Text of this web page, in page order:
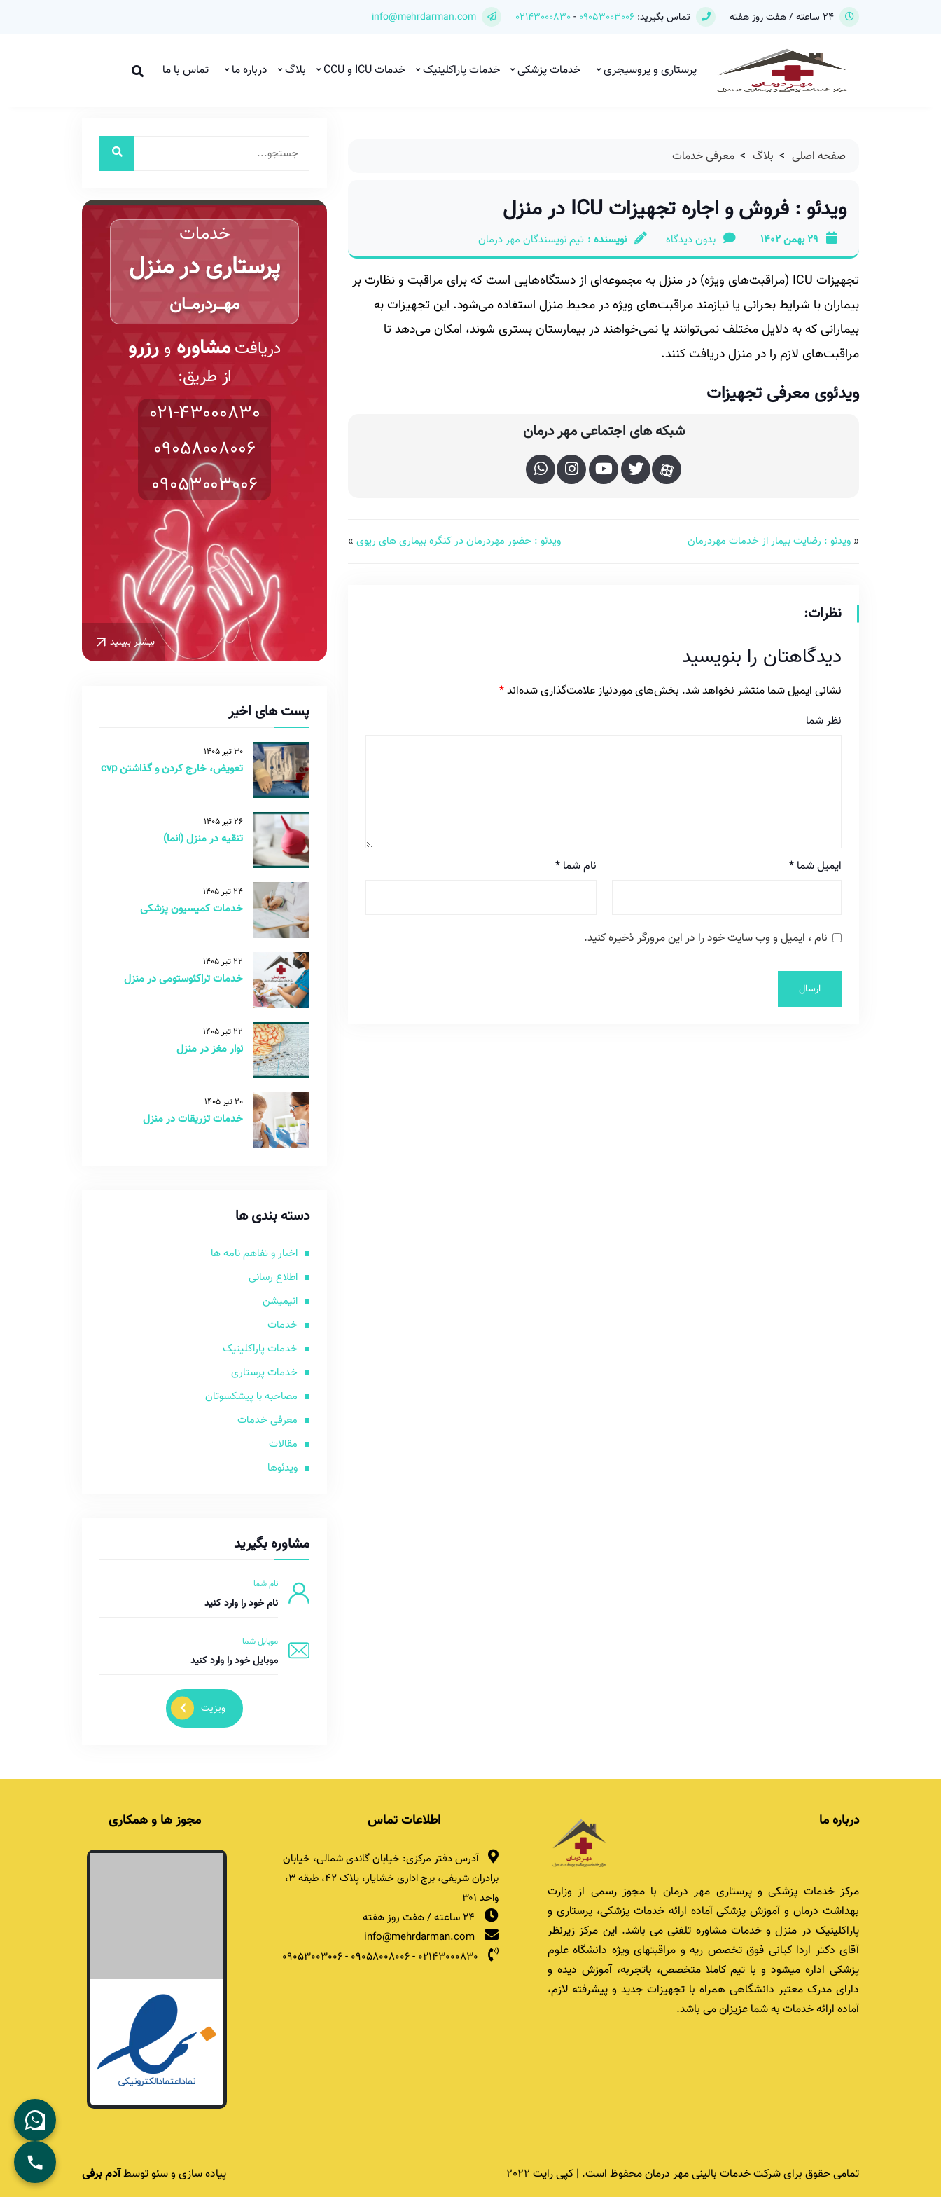
تماس بگیرید: 09053003006
-
02143000830
info@mehrdarman.com
پرستاری و پروسیجری خدمات پزشکی خدمات پاراکلینیک خدمات ICU و CCU بلاگ درباره ما تماس با ما
صفحه اصلی > بلاگ > معرفی خدمات
ویدئو : فروش و اجاره تجهیزات ICU در منزل
29 بهمن 1402 بدون دیدگاه نویسنده : تیم نویسندگان مهر درمان
تجهیزات ICU (مراقبت‌های ویژه) در منزل به مجموعه‌ای از دستگاه‌هایی است که برای مراقبت و نظارت بر
بیماران با شرایط بحرانی یا نیازمند مراقبت‌های ویژه در محیط منزل استفاده می‌شود. این تجهیزات به
بیمارانی که به دلایل مختلف نمی‌توانند یا نمی‌خواهند در بیمارستان بستری شوند، امکان می‌دهد تا
مراقبت‌های لازم را در منزل دریافت کنند.
ویدئوی معرفی تجهیزات
شبکه های اجتماعی مهر درمان
« ویدئو : رضایت بیمار از خدمات مهردرمان ویدئو : حضور مهردرمان در کنگره بیماری های ریوی »
نظرات:
دیدگاهتان را بنویسید
نشانی ایمیل شما منتشر نخواهد شد. بخش‌های موردنیاز علامت‌گذاری شده‌اند*
نظر شما
نام شما * ایمیل شما *
نام ، ایمیل و وب سایت خود را در این مرورگر ذخیره کنید.
خدمات
پرستاری در منزل
مهـــردرمـــان
دریافتمشاورهو رزرو
از طریق:
021-43000830
09058008006
09053003006
بیشتر ببینید
پست های اخیر
30 تیر 1405
تعویض، خارج کردن و گذاشتن cvp
26 تیر 1405
تنقیه در منزل (انما)
24 تیر 1405
خدمات کمیسیون پزشکی
22 تیر 1405
خدمات تراکئوستومی در منزل
22 تیر 1405
نوار مغز در منزل
20 تیر 1405
خدمات تزریقات در منزل
دسته بندی ها
اخبار و تفاهم نامه ها
اطلاع رسانی
انیمیشن
خدمات
خدمات پاراکلینیک
خدمات پرستاری
مصاحبه با پیشکسوتان
معرفی خدمات
مقالات
ویدئوها
مشاوره بگیرید
نام شما
موبایل شما
ویزیت
درباره ما
مرکز خدمات پزشکی و پرستاری مهر درمان با مجوز رسمی از وزارت
بهداشت درمان و آموزش پزشکی آماده ارائه خدمات پزشکی، پرستاری و
پاراکلینیک در منزل و خدمات مشاوره تلفنی می باشد. این مرکز زیرنظر
آقای دکتر اردا کیانی فوق تخصص ریه و مراقبتهای ویژه دانشگاه علوم
پزشکی اداره میشود و با تیم کاملا متخصص، باتجربه، آموزش دیده و
دارای مدرک معتبر دانشگاهی همراه با تجهیزات جدید و پیشرفته لازم،
آماده ارائه خدمات به شما عزیزان می باشد.
اطلاعات تماس
آدرس دفتر مرکزی: خیابان گاندی شمالی، خیابان
برادران شریفی، برج اداری خشایار، پلاک ۴۲، طبقه ۳،
واحد ۳۰۱
info@mehrdarman.com
02143000830
-
09058008006
-
09053003006
مجوز ها و همکاری
تمامی حقوق برای شرکت خدمات بالینی مهر درمان محفوظ است. | کپی رایت 2022 پیاده سازی و سئو توسطآدم برفی